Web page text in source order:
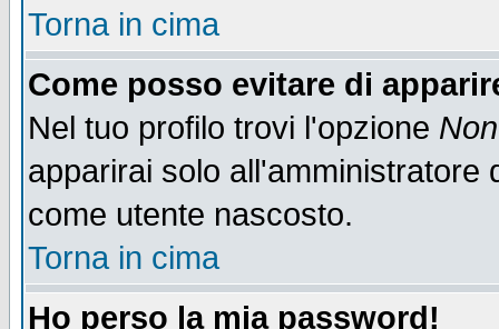
Torna in cima
Come posso evitare di
Nel tuo profilo trovi l'opzione
apparirai solo all'amministratore
come utente nascosto.
Torna in cima
Ho perso la mia password!